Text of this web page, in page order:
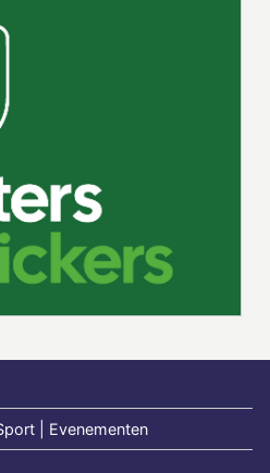
| Evenementen